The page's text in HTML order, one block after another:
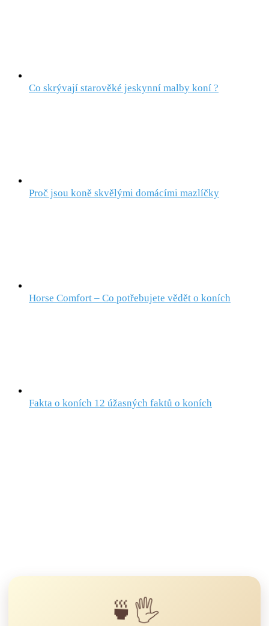
Co skrývají starověké jeskynní malby koní ?
Proč jsou koně skvělými domácími mazlíčky
Horse Comfort – Co potřebujete vědět o koních
Fakta o koních 12 úžasných faktů o koních
🍵🖐️